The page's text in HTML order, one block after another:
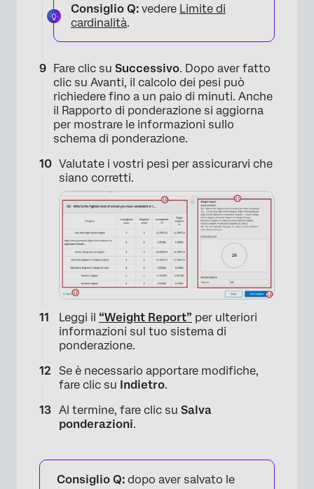
Consiglio Q: vedere Limite di
cardinalità.
Fare clic su Successivo. Dopo aver fatto
clic su Avanti, il calcolo dei pesi può
richiedere fino a un paio di minuti. Anche
il Rapporto di ponderazione si aggiorna
per mostrare le informazioni sullo
schema di ponderazione.
Valutate i vostri pesi per assicurarvi che
siano corretti.
Leggi il “Weight Report” per ulteriori
informazioni sul tuo sistema di
ponderazione.
Se è necessario apportare modifiche,
fare clic su Indietro.
Al termine, fare clic su Salva
ponderazioni.
Consiglio Q: dopo aver salvato le